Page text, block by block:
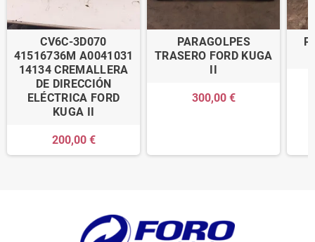
CV6C-3D070
41516736M A0041031
14134 CREMALLERA
DE DIRECCIÓN
ELÉCTRICA FORD
KUGA II
200,00 €
PARAGOLPES
TRASERO FORD KUGA
II
300,00 €